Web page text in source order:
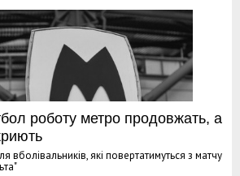
роботу метро продовжать, а
вболівальників, які повертатимуться з матчу